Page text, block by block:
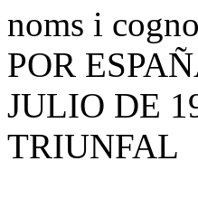
noms i
POR
JULIO DE
TRIUNFAL